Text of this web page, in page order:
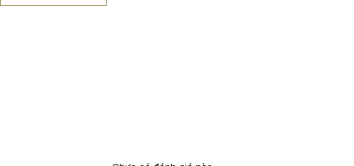
BXH các màu sắc được yêu thích nhất trong năm nay. Màu nâu